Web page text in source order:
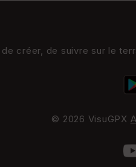
créer, de suivre sur le
© 2026 VisuGPX